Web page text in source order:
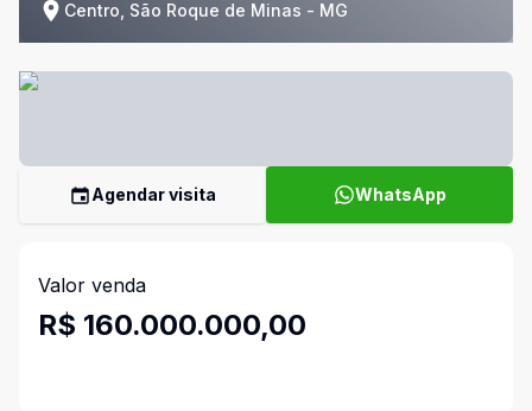
Centro, São Roque de Minas - MG
Agendar visita WhatsApp
Valor venda
R$ 160.000.000,00